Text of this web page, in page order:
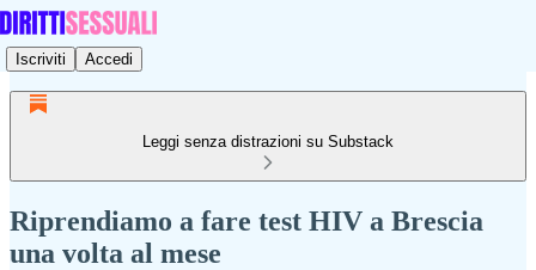
Iscriviti Accedi
Leggi senza distrazioni su Substack
Riprendiamo a fare test HIV a Brescia
una volta al mese